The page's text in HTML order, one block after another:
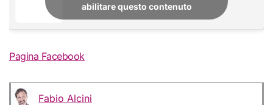
abilitare questo contenuto
Pagina Facebook
Fabio Alcini